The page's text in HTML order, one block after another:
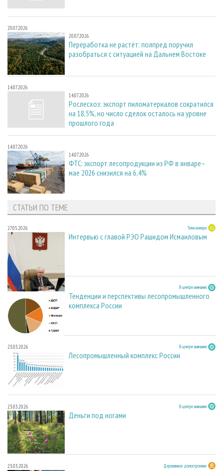
20.07.2026
20.07.2026
Переработка не растёт: полпред поручил
разобраться с ситуацией на Дальнем Востоке
14.07.2026
14.07.2026
Рослесхоз: экспорт пиломатериалов сократился
на 18,5%, но число сделок осталось на уровне
прошлого года
14.07.2026
14.07.2026
ФТС: экспорт лесопродукции из РФ в январе–
мае 2026 снизился на 6,4%
СТАТЬИ ПО ТЕМЕ
27.05.2026 Тема номера
Интервью с главой РЭО Рашидом Исмаиловым
27.05.2026 В центре внимания
Тенденции и перспективы лесопромышленного
комплекса России
23.03.2026 В центре внимания
Лесопромышленный комплекс России
23.03.2026 В центре внимания
Деньги под ногами
23.03.2026 Деревянное домостроение